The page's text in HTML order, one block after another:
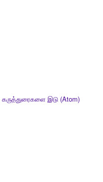
கருத்துரைகளை இடு (Atom)